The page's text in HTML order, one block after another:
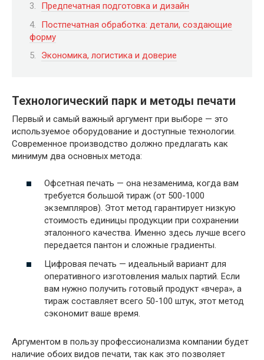
Предпечатная подготовка и дизайн
Постпечатная обработка: детали, создающие
форму
Экономика, логистика и доверие
Технологический парк и методы печати
Первый и самый важный аргумент при выборе — это
используемое оборудование и доступные технологии.
Современное производство должно предлагать как
минимум два основных метода:
Офсетная печать — она незаменима, когда вам
требуется большой тираж (от 500-1000
экземпляров). Этот метод гарантирует низкую
стоимость единицы продукции при сохранении
эталонного качества. Именно здесь лучше всего
передается пантон и сложные градиенты.
Цифровая печать — идеальный вариант для
оперативного изготовления малых партий. Если
вам нужно получить готовый продукт «вчера», а
тираж составляет всего 50-100 штук, этот метод
сэкономит ваше время.
Аргументом в пользу профессионализма компании будет
наличие обоих видов печати, так как это позволяет